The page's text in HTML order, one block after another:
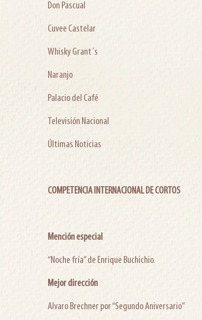
Don Pascual
Cuvee Castelar
Whisky Grant´s
Naranjo
Palacio del Café
Televisión Nacional
Últimas Noticias
COMPETENCIA INTERNACIONAL DE CORTOS
Mención especial
“Noche fría” de Enrique Buchichio.
Mejor dirección
Alvaro Brechner por “Segundo Aniversario”